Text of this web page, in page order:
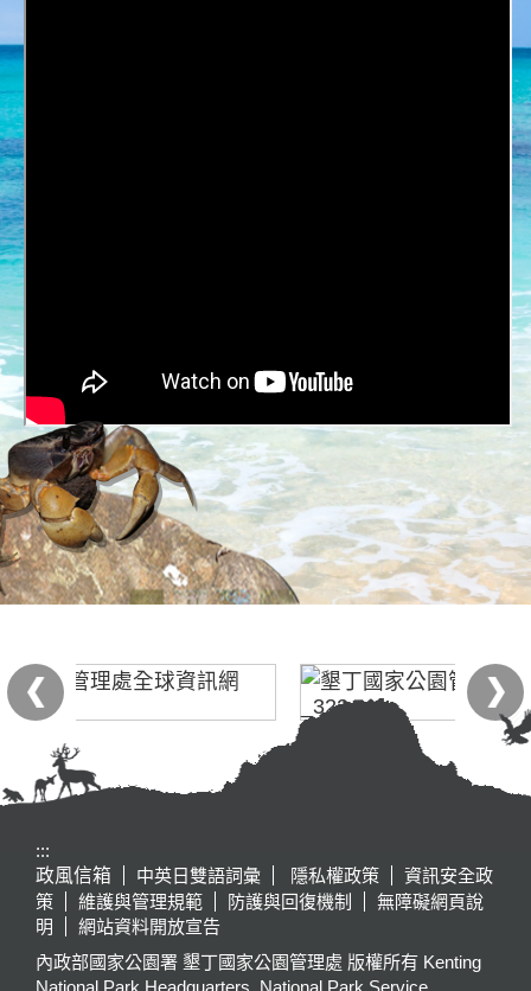
:::
政風信箱
中英日雙語詞彙 隱私權政策
資訊安全政
策
維護與管理規範 防護與回復機制
無障礙網頁說
明
網站資料開放宣告
內政部國家公園署 墾丁國家公園管理處 版權所有 Kenting
National Park Headquarters, National Park Service,